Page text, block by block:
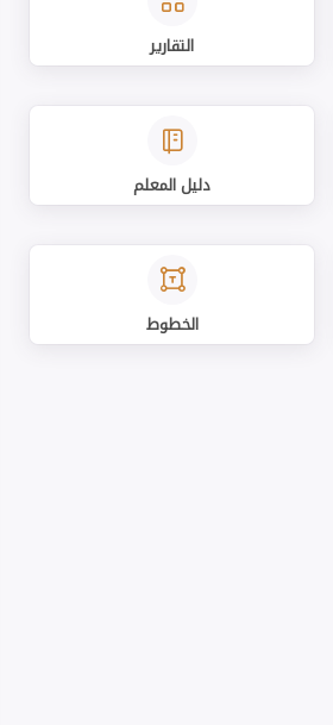
التقارير
دليل المعلم
الخطوط